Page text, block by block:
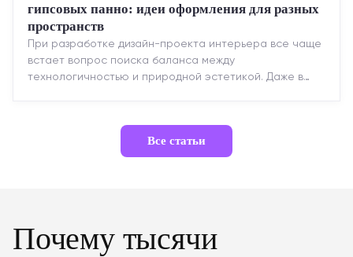
гипсовых панно: идеи оформления для разных
пространств
При разработке дизайн-проекта интерьера все чаще
встает вопрос поиска баланса между
технологичностью и природной эстетикой. Даже в
Все статьи
Почему тысячи